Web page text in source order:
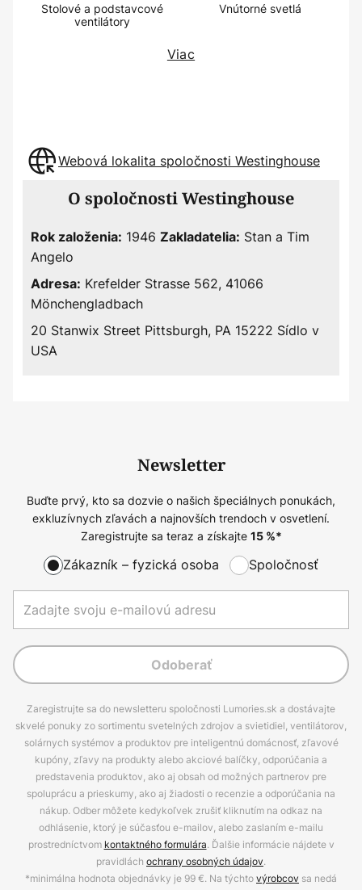
Stolové a podstavcové
ventilátory
Vnútorné svetlá
Viac
Webová lokalita spoločnosti Westinghouse
O spoločnosti Westinghouse
Rok založenia: 1946 Zakladatelia: Stan a Tim
Angelo
Adresa: Krefelder Strasse 562, 41066
Mönchengladbach
20 Stanwix Street Pittsburgh, PA 15222 Sídlo v
USA
Newsletter
Buďte prvý, kto sa dozvie o našich špeciálnych ponukách,
exkluzívnych zľavách a najnovších trendoch v osvetlení.
Zaregistrujte sa teraz a získajte 15%*
Zákazník – fyzická osoba Spoločnosť
Odoberať
Zaregistrujte sa do newsletteru spoločnosti Lumories.sk a dostávajte
skvelé ponuky zo sortimentu svetelných zdrojov a svietidiel, ventilátorov,
solárnych systémov a produktov pre inteligentnú domácnosť, zľavové
kupóny, zľavy na produkty alebo akciové balíčky, odporúčania a
predstavenia produktov, ako aj obsah od možných partnerov pre
spoluprácu a prieskumy, ako aj žiadosti o recenzie a odporúčania na
nákup. Odber môžete kedykoľvek zrušiť kliknutím na odkaz na
odhlásenie, ktorý je súčasťou e-mailov, alebo zaslaním e-mailu
prostredníctvom kontaktného formulára. Ďalšie informácie nájdete v
pravidlách ochrany osobných údajov.
*minimálna hodnota objednávky je 99 €. Na týchtovýrobcov sa nedá